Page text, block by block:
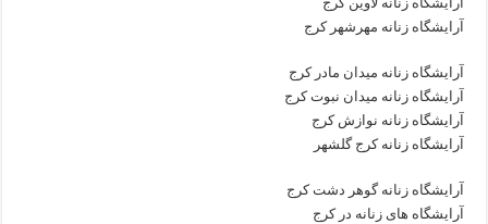
آرایشگاه زنانه مهرشهر کرج
آرایشگاه زنانه میدان مادر کرج
آرایشگاه زنانه میدان نبوت کرج
آرایشگاه زنانه نوازش کرج
آرایشگاه زنانه کرج گلشهر
آرایشگاه زنانه گوهر دشت کرج
آرایشگاه های زنانه در کرج